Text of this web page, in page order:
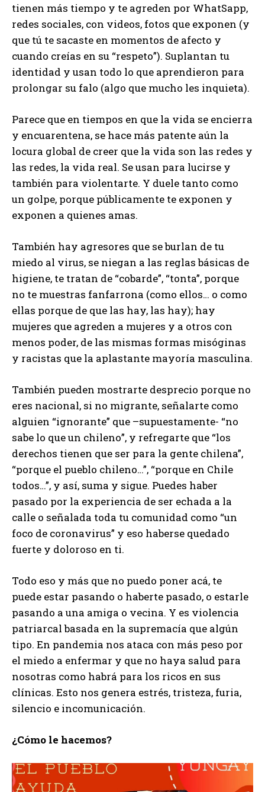
tienen más tiempo y te agreden por WhatSapp,
redes sociales, con videos, fotos que exponen (y
que tú te sacaste en momentos de afecto y
cuando creías en su “respeto”). Suplantan tu
identidad y usan todo lo que aprendieron para
prolongar su falo (algo que mucho les inquieta).
Parece que en tiempos en que la vida se encierra
y encuarentena, se hace más patente aún la
locura global de creer que la vida son las redes y
las redes, la vida real. Se usan para lucirse y
también para violentarte. Y duele tanto como
un golpe, porque públicamente te exponen y
exponen a quienes amas.
También hay agresores que se burlan de tu
miedo al virus, se niegan a las reglas básicas de
higiene, te tratan de “cobarde”, “tonta”, porque
no te muestras fanfarrona (como ellos… o como
ellas porque de que las hay, las hay); hay
mujeres que agreden a mujeres y a otros con
menos poder, de las mismas formas misóginas
y racistas que la aplastante mayoría masculina.
También pueden mostrarte desprecio porque no
eres nacional, si no migrante, señalarte como
alguien “ignorante” que –supuestamente- “no
sabe lo que un chileno”, y refregarte que “los
derechos tienen que ser para la gente chilena”,
“porque el pueblo chileno…”, “porque en Chile
todos…”, y así, suma y sigue. Puedes haber
pasado por la experiencia de ser echada a la
calle o señalada toda tu comunidad como “un
foco de coronavirus” y eso haberse quedado
fuerte y doloroso en ti.
Todo eso y más que no puedo poner acá, te
puede estar pasando o haberte pasado, o estarle
pasando a una amiga o vecina. Y es violencia
patriarcal basada en la supremacía que algún
tipo. En pandemia nos ataca con más peso por
el miedo a enfermar y que no haya salud para
nosotras como habrá para los ricos en sus
clínicas. Esto nos genera estrés, tristeza, furia,
silencio e incomunicación.
¿Cómo le hacemos?